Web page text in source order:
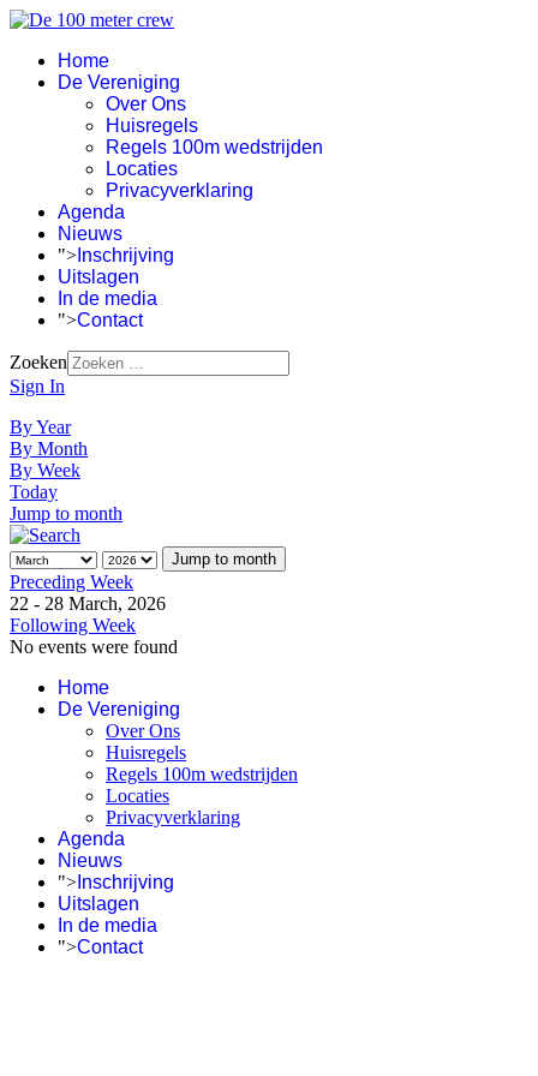
Home
De Vereniging
Over Ons
Huisregels
Regels 100m wedstrijden
Locaties
Privacyverklaring
Agenda
Nieuws
"> Inschrijving
Uitslagen
In de media
">Contact
Zoeken
Sign In
By Year
By Month
By Week
Today
Jump to month
Jump to month
Preceding Week
22 - 28 March, 2026
Following Week
No events were found
Home
De Vereniging
Over Ons
Huisregels
Regels 100m wedstrijden
Locaties
Privacyverklaring
Agenda
Nieuws
"> Inschrijving
Uitslagen
In de media
">Contact